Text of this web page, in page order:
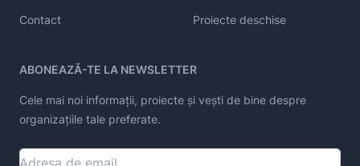
Contact Proiecte deschise
ABONEAZĂ-TE LA NEWSLETTER
Cele mai noi informații, proiecte și vești de bine despre
organizațiile tale preferate.